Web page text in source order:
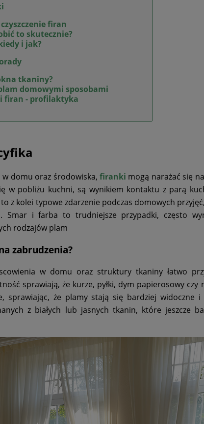
firan
to skutecznie?
i jak?
tkaniny?
domowymi sposobami
firan - profilaktyka
domu oraz środowiska, firanki mogą narażać się
w pobliżu kuchni, są wynikiem kontaktu z parą
z kolei typowe zdarzenie podczas domowych przyjęć,
Smar i farba to trudniejsze przypadki, często
rodzajów plam
zabrudzenia?
w domu oraz struktury tkaniny łatwo
sprawiają, że kurze, pyłki, dym papierosowy czy
sprawiając, że plamy stają się bardziej widoczne
z białych lub jasnych tkanin, które jeszcze